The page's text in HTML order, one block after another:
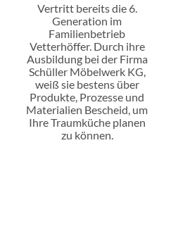
Vertritt bereits die 6.
Generation im
Familienbetrieb
Vetterhöffer. Durch ihre
Ausbildung bei der Firma
Schüller Möbelwerk KG,
weiß sie bestens über
Produkte, Prozesse und
Materialien Bescheid, um
Ihre Traumküche planen
zu können.